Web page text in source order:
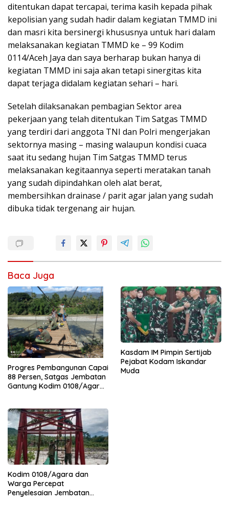
ditentukan dapat tercapai, terima kasih kepada pihak
kepolisian yang sudah hadir dalam kegiatan TMMD ini
dan masri kita bersinergi khususnya untuk hari dalam
melaksanakan kegiatan TMMD ke – 99 Kodim
0114/Aceh Jaya dan saya berharap bukan hanya di
kegiatan TMMD ini saja akan tetapi sinergitas kita
dapat terjaga didalam kegiatan sehari – hari.
Setelah dilaksanakan pembagian Sektor area
pekerjaan yang telah ditentukan Tim Satgas TMMD
yang terdiri dari anggota TNI dan Polri mengerjakan
sektornya masing – masing walaupun kondisi cuaca
saat itu sedang hujan Tim Satgas TMMD terus
melaksanakan kegitaannya seperti meratakan tanah
yang sudah dipindahkan oleh alat berat,
membersihkan drainase / parit agar jalan yang sudah
dibuka tidak tergenang air hujan.
Baca Juga
Progres Pembangunan Capai
88 Persen, Satgas Jembatan
Gantung Kodim 0108/Agara
Kasdam IM Pimpin Sertijab
Pejabat Kodam Iskandar
Muda
Kodim 0108/Agara dan
Warga Percepat
Penyelesaian Jembatan